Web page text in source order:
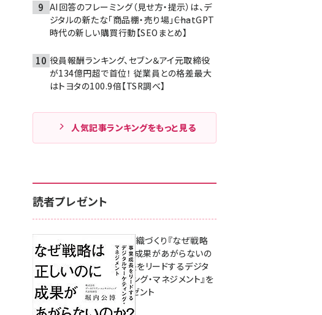
AI回答のフレーミング（見せ方・提示）は、デ
ジタルの新たな「商品棚・売り場」――ChatGPT
時代の新しい購買行動【SEOまとめ】
役員報酬ランキング、セブン＆アイ元取締役
が134億円超で首位！ 従業員との格差最大
はトヨタの100.9倍【TSR調べ】
人気記事ランキングをもっと見る
読者プレゼント
成果を生む組織づくり『なぜ戦略
は正しいのに成果があがらないの
か？ 事業成長をリードするデジタ
ルマーケティング・マネジメント』を
3名様にプレゼント
8月7日 10:00